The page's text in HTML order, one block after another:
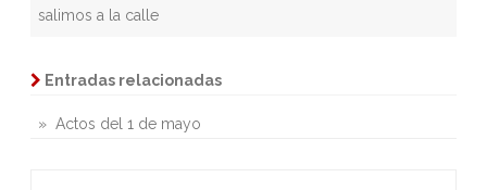
salimos a la calle
Entradas relacionadas
» Actos del 1 de mayo